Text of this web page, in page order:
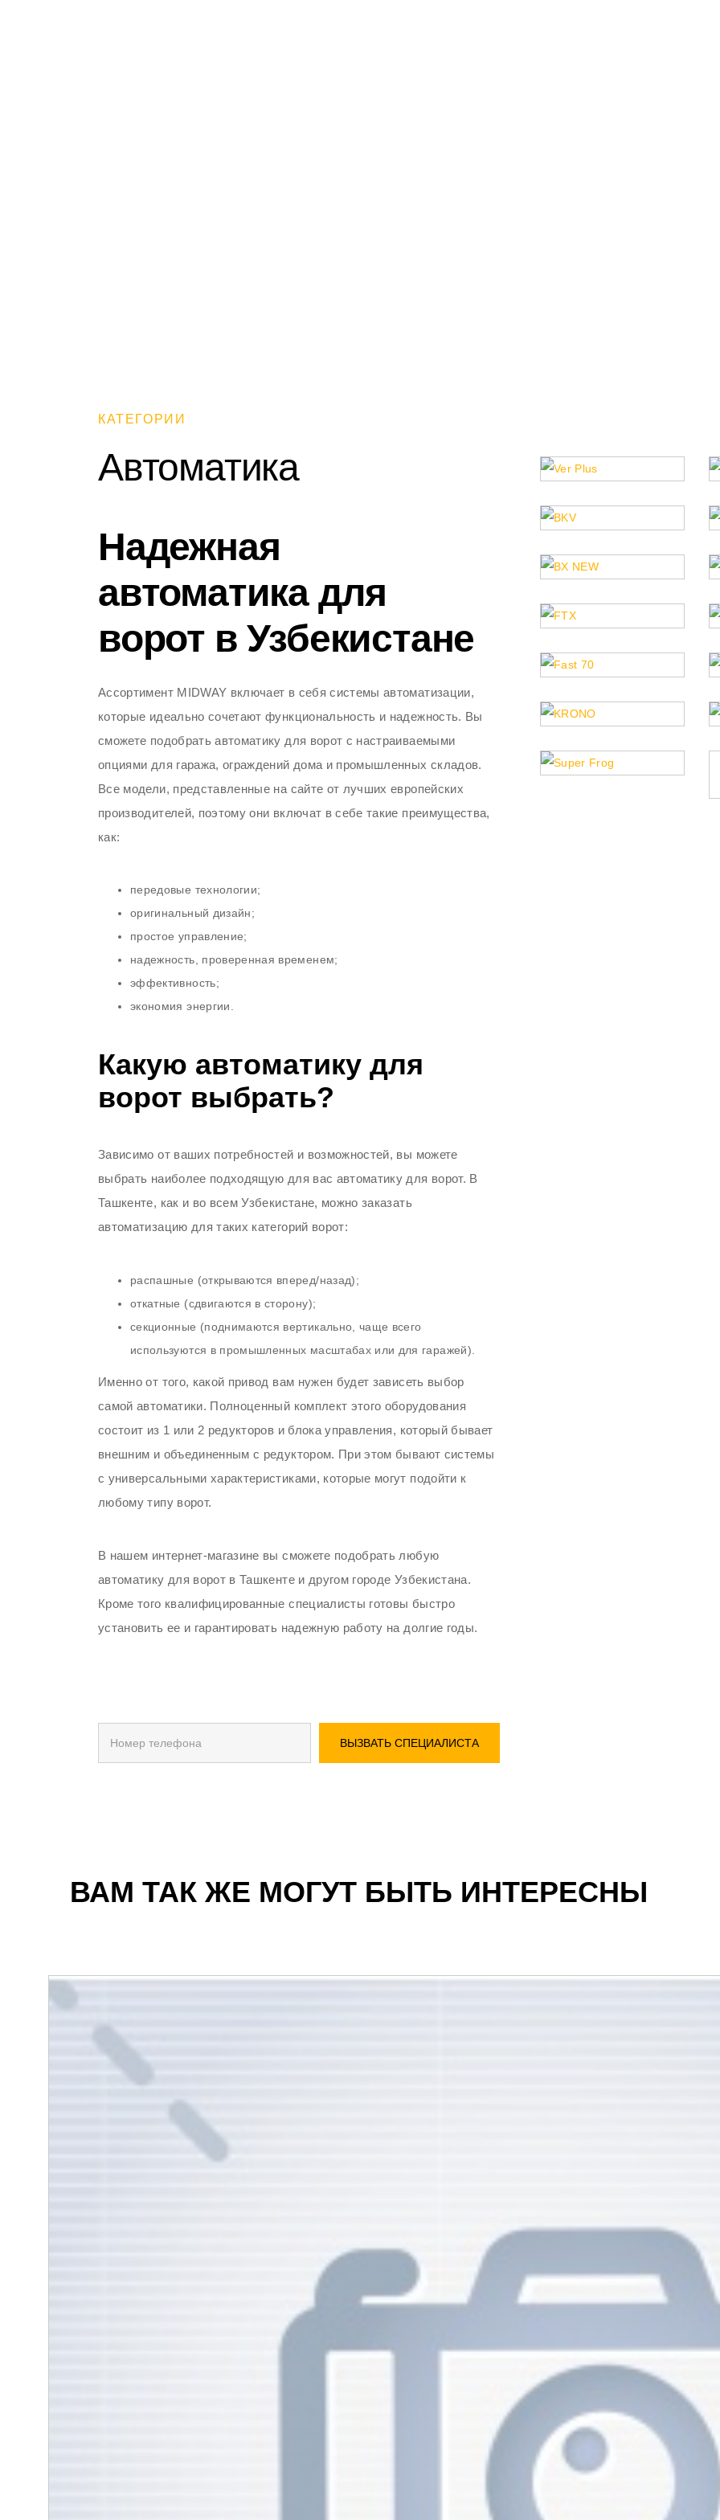
КАТЕГОРИИ
Автоматика
Надежная
автоматика для
ворот в Узбекистане
Ассортимент MIDWAY включает в себя системы автоматизации,
которые идеально сочетают функциональность и надежность. Вы
сможете подобрать автоматику для ворот с настраиваемыми
опциями для гаража, ограждений дома и промышленных складов.
Все модели, представленные на сайте от лучших европейских
производителей, поэтому они включат в себе такие преимущества,
как:
передовые технологии;
оригинальный дизайн;
простое управление;
надежность, проверенная временем;
эффективность;
экономия энергии.
Какую автоматику для
ворот выбрать?
Зависимо от ваших потребностей и возможностей, вы можете
выбрать наиболее подходящую для вас автоматику для ворот. В
Ташкенте, как и во всем Узбекистане, можно заказать
автоматизацию для таких категорий ворот:
распашные (открываются вперед/назад);
откатные (сдвигаются в сторону);
секционные (поднимаются вертикально, чаще всего
используются в промышленных масштабах или для гаражей).
Именно от того, какой привод вам нужен будет зависеть выбор
самой автоматики. Полноценный комплект этого оборудования
состоит из 1 или 2 редукторов и блока управления, который бывает
внешним и объединенным с редуктором. При этом бывают системы
с универсальными характеристиками, которые могут подойти к
любому типу ворот.
В нашем интернет-магазине вы сможете подобрать любую
автоматику для ворот в Ташкенте и другом городе Узбекистана.
Кроме того квалифицированные специалисты готовы быстро
установить ее и гарантировать надежную работу на долгие годы.
ВЫЗВАТЬ СПЕЦИАЛИСТА
ВАМ ТАК ЖЕ МОГУТ БЫТЬ ИНТЕРЕСНЫ
перезвоним в течении
перезвоним в течении